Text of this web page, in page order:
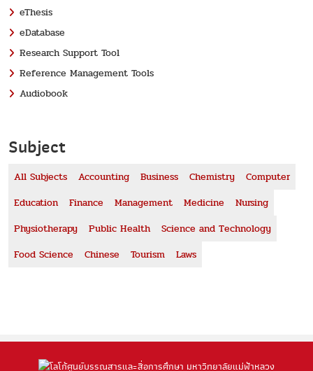
eThesis
eDatabase
Research Support Tool
Reference Management Tools
Audiobook
Subject
All Subjects Accounting Business Chemistry
Computer
Education
Finance Management Medicine
Nursing
Physiotherapy
Public Health
Science and Technology
Food Science
Chinese Tourism Laws